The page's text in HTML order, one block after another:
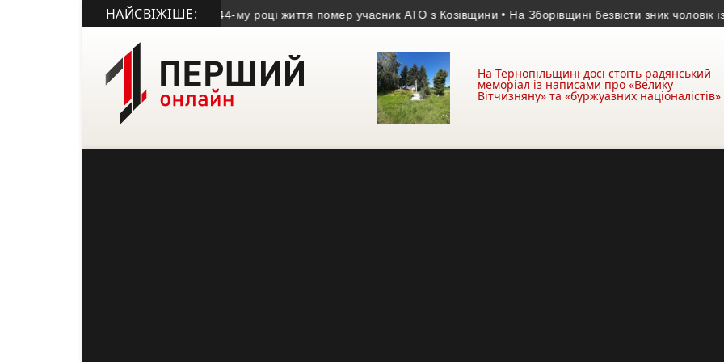
НАЙСВІЖІШЕ:
Володимира Дроня • На 44-му році життя помер учасник АТО з Козівщини • На Зборівщині безвісти зник чоловік із
На Тернопільщині досі стоїть радянський
меморіал із написами про «Велику
Вітчизняну» та «буржуазних націоналістів»